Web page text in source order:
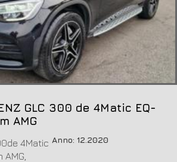
GLC 300 de 4Matic EQ-
AMG
4Matic Anno: 12.2020